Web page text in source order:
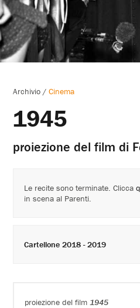
Archivio /Cinema
1945
proiezione del film di
proiezione del film 1945
Le recite sono terminate. Clicca
in scena al Parenti.
Cartellone 2018 - 2019